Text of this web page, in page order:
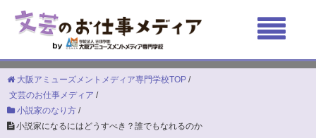
大阪アミューズメントメディア専門学校TOP /
文芸のお仕事メディア /
小説家のなり方 /
小説家になるにはどうすべき？誰でもなれるのか